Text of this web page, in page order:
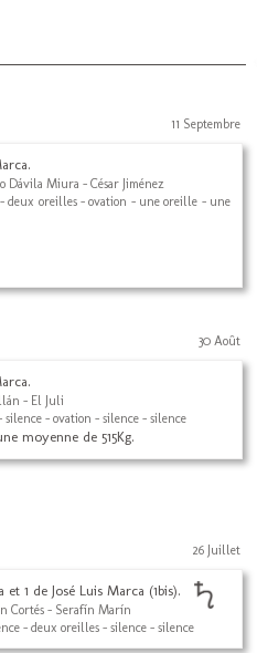
11 Septembre
Dávila Miura - César Jiménez
deux oreilles - ovation - une oreille - une
30 Août
- El Juli
- ovation - silence - silence
moyenne de 515Kg.
26 Juillet
et 1 de José Luis Marca (1bis).
Cortés - Serafín Marín
- deux oreilles - silence - silence